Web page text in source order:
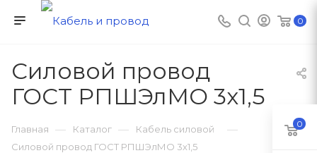
0
Силовой провод
ГОСТ РПШЭлМО 3х1,5
Главная — Каталог — Кабель силовой —
Силовой провод ГОСТ РПШЭлМО 3х1,5
0